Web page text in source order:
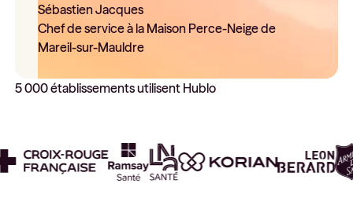
Sébastien Jacques
Chef de service à la Maison Perce-Neige de
Mareil-sur-Mauldre
5 000 établissements utilisent Hublo